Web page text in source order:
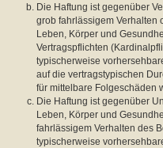
Die Haftung ist gegenüber
grob fahrlässigem Verhalten
Leben, Körper und
Vertragspflichten
typischerweise
auf die vertragstypischen
für mittelbare Folgeschäden
Die Haftung ist gegenüber
Leben, Körper und
fahrlässigem Verhalten des
typischerweise